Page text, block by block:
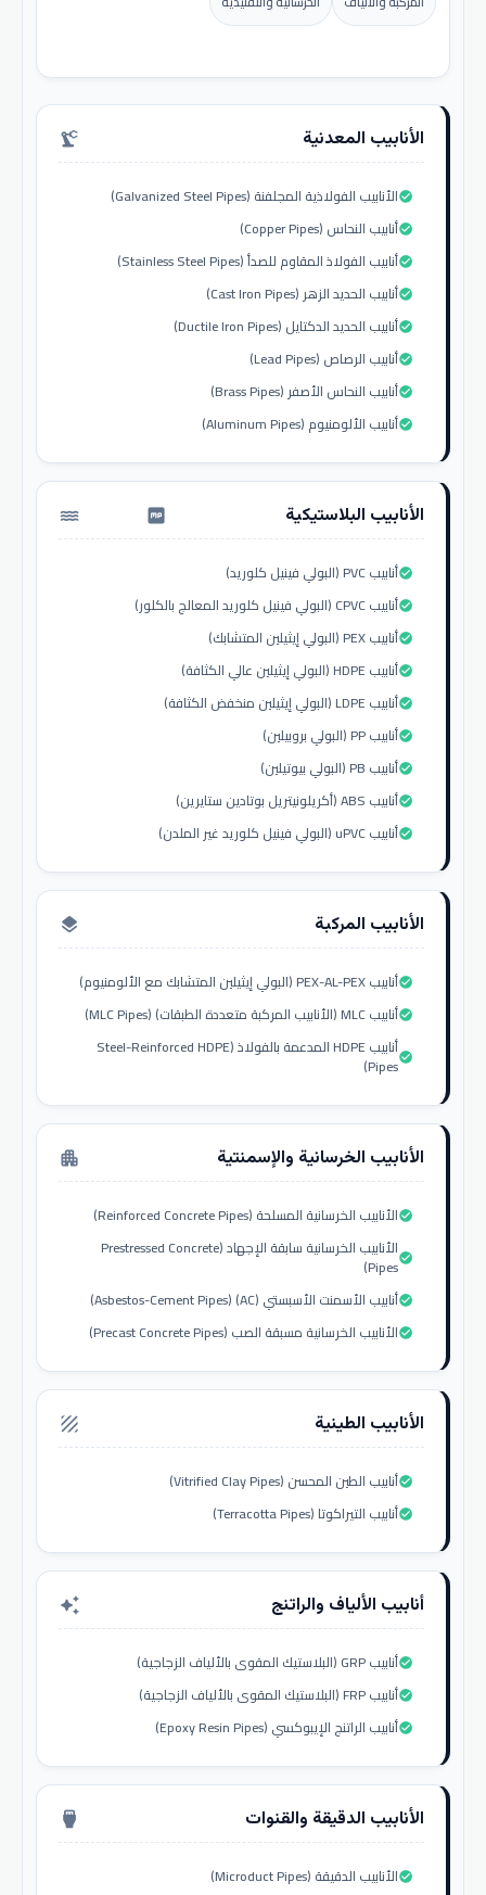
الأنابيب المعدنية precision_manufacturing
الأنابيب الفولاذية المجلفنة (Galvanized Steel Pipes)check_circle
أنابيب النحاس (Copper Pipes)check_circle
أنابيب الفولاذ المقاوم للصدأ (Stainless Steel Pipes)check_circle
أنابيب الحديد الزهر (Cast Iron Pipes)check_circle
أنابيب الحديد الدكتايل (Ductile Iron Pipes)check_circle
أنابيب الرصاص (Lead Pipes)check_circle
أنابيب النحاس الأصفر (Brass Pipes)check_circle
أنابيب الألومنيوم (Aluminum Pipes)check_circle
الأنابيب البلاستيكية water_pump
أنابيب PVC (البولي فينيل كلوريد)check_circle
أنابيب CPVC (البولي فينيل كلوريد المعالج بالكلور)check_circle
أنابيب PEX (البولي إيثيلين المتشابك)check_circle
أنابيب HDPE (البولي إيثيلين عالي الكثافة)check_circle
أنابيب LDPE (البولي إيثيلين منخفض الكثافة)check_circle
أنابيب PP (البولي بروبيلين)check_circle
أنابيب PB (البولي بيوتيلين)check_circle
أنابيب ABS (أكريلونيتريل بوتادين ستايرين)check_circle
أنابيب uPVC (البولي فينيل كلوريد غير الملدن)check_circle
الأنابيب المركبة layers
أنابيب PEX-AL-PEX (البولي إيثيلين المتشابك مع الألومنيوم)check_circle
أنابيب MLC (الأنابيب المركبة متعددة الطبقات) (MLC Pipes)check_circle
أنابيب HDPE المدعمة بالفولاذ (Steel-Reinforced HDPE
Pipes)check_circle
الأنابيب الخرسانية والإسمنتية apartment
الأنابيب الخرسانية المسلحة (Reinforced Concrete Pipes)check_circle
الأنابيب الخرسانية سابقة الإجهاد (Prestressed Concrete
Pipes)check_circle
أنابيب الأسمنت الأسبستي (AC) (Asbestos-Cement Pipes)check_circle
الأنابيب الخرسانية مسبقة الصب (Precast Concrete Pipes)check_circle
الأنابيب الطينية texture
أنابيب الطين المحسن (Vitrified Clay Pipes)check_circle
أنابيب التيراكوتا (Terracotta Pipes)check_circle
أنابيب الألياف والراتنج auto_awesome
أنابيب GRP (البلاستيك المقوى بالألياف الزجاجية)check_circle
أنابيب FRP (البلاستيك المقوى بالألياف الزجاجية)check_circle
أنابيب الراتنج الإيبوكسي (Epoxy Resin Pipes)check_circle
الأنابيب الدقيقة والقنوات settings_input_hdmi
الأنابيب الدقيقة (Microduct Pipes)check_circle